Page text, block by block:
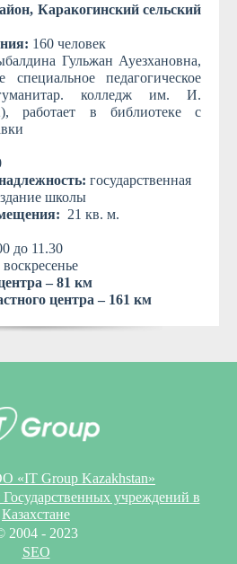
Каракогинскийсельский
160 человек
Гульжан Ауезхановна,
специальное педагогическое
колледж им. И.
работает в библиотеке с
государственная
здание школы
21 кв. м.
до 11.30
– 81 км
центра – 161 км
«IT Group Kazakhstan»
учреждений в
Казахстане
2004 - 2023
SEO